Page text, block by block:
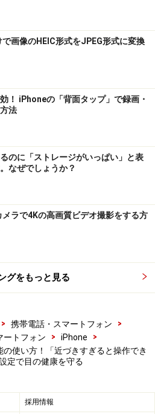
画像のHEIC形式をJPEG形式に変換
！ iPhoneの「背面タップ」で録画・
法
のに「ストレージがいっぱい」と表
なぜでしょうか？
ラで4Kの高画質ビデオ撮影をする方
グをもっと見る
> 携帯電話・スマートフォン
>
ートフォン > iPhone
>
使い方！「近づきすぎると操作でき
定で目の健康を守る
採用情報